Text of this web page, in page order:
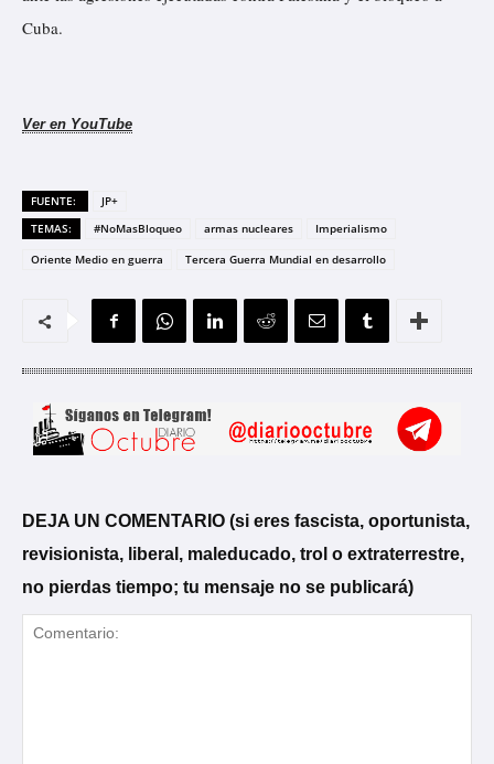
Cuba.
Ver en YouTube
FUENTE:
JP+
TEMAS:
#NoMasBloqueo armas nucleares
Imperialismo
Oriente Medio en guerra
Tercera Guerra Mundial en desarrollo
DEJA UN COMENTARIO (si eres fascista, oportunista,
revisionista, liberal, maleducado, trol o extraterrestre,
no pierdas tiempo; tu mensaje no se publicará)